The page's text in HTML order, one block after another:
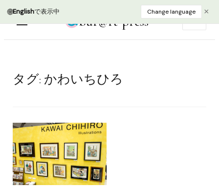
🌐Englishで表示中 Change language ×
bur@rt press
タグ: かわいちひろ